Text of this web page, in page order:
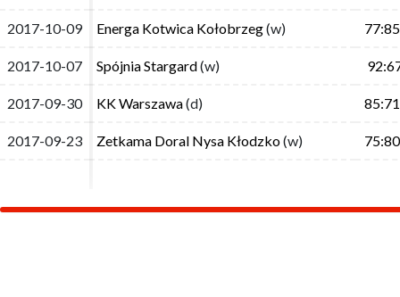
2017-10-09 Energa Kotwica Kołobrzeg(w) 77:85
2017-10-07 Spójnia Stargard(w)
2017-09-30 KK Warszawa(d) 85:71
2017-09-23 Zetkama Doral Nysa Kłodzko(w) 75:80
2017-10-09 Energa Kotwica Kołobrzeg(w) 77:85
2017-10-07 Spójnia Stargard(w)
2017-09-30 KK Warszawa(d) 85:71
2017-09-23 Zetkama Doral Nysa Kłodzko(w) 75:80